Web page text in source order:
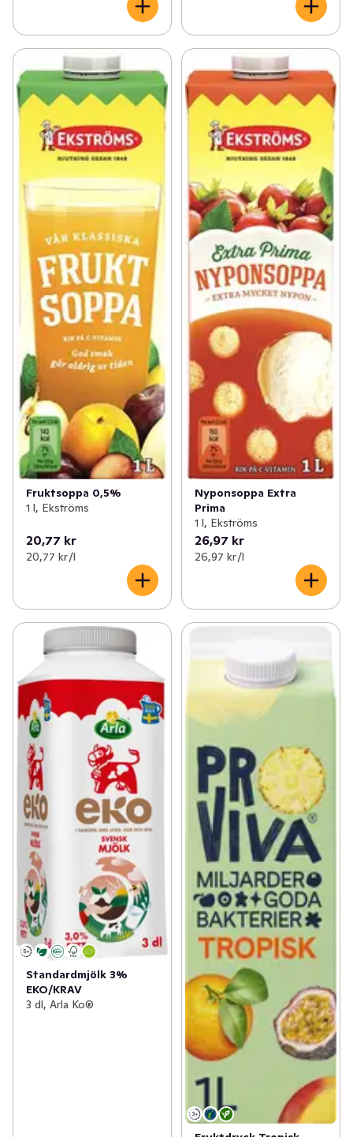
Fruktsoppa 0,5%
1 l, Ekströms
20,77 kr
20,77 kr /l
Nyponsoppa Extra
Prima
1 l, Ekströms
26,97 kr
26,97 kr /l
Standardmjölk 3%
EKO/KRAV
3 dl, Arla Ko®